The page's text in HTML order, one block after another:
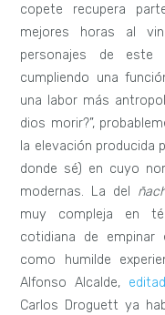
copete recupera
mejores horas al
personajes de este
cumpliendo una
una labor más
dios morir?”,
la elevación producida
donde sé) en cuyo
modernas. La del
muy compleja en
cotidiana de
como humilde
Alfonso Alcalde,
Carlos Droguett ya